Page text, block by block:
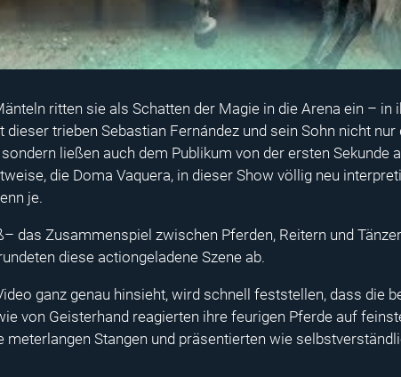
ritten sie als Schatten der Magie in die Arena ein – in
dieser trieben Sebastian Fernández und sein Sohn nicht
ließen auch dem Publikum von der ersten
die Doma Vaquera, in dieser Show völlig neu
je.
das Zusammenspiel zwischen Pferden, Reitern und
diese actiongeladene Szene ab.
ganz genau hinsieht, wird schnell feststellen, dass die
von Geisterhand reagierten ihre feurigen Pferde auf
meterlangen Stangen und präsentierten wie